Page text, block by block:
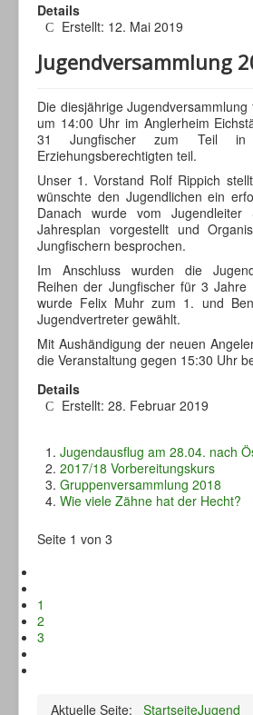
Details
Erstellt: 12. Mai 2019
Jugendversammlung
Die diesjährige
um 14:00 Uhr im Anglerheim
31 Jungfischer zum Teil in
Erziehungsberechtigten teil.
Unser 1. Vorstand Rolf Rippich
wünschte den Jugendlichen ein
Danach wurde vom
Jahresplan vorgestellt und
Jungfischern besprochen.
Im Anschluss wurden die
Reihen der Jungfischer für 3 Jahre
wurde Felix Muhr zum 1. und
Jugendvertreter gewählt.
Mit Aushändigung der neuen
die Veranstaltung gegen 15:30 Uhr
Details
Erstellt: 28. Februar 2019
Jugendausflug am 28.04. nach
2017/18 Vorbereitungskurs
Gruppenversammlung 2018
Wie viele Zähne hat der Hecht?
Seite 1 von 3
1
2
3
Aktuelle Seite: StartseiteJugend